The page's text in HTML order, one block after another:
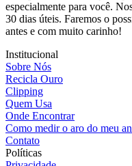
especialmente para você.
30 dias úteis. Faremos o
antes e com muito carinho!
Institucional
Sobre Nós
Recicla Ouro
Clipping
Quem Usa
Onde Encontrar
Como medir o aro do meu
Contato
Políticas